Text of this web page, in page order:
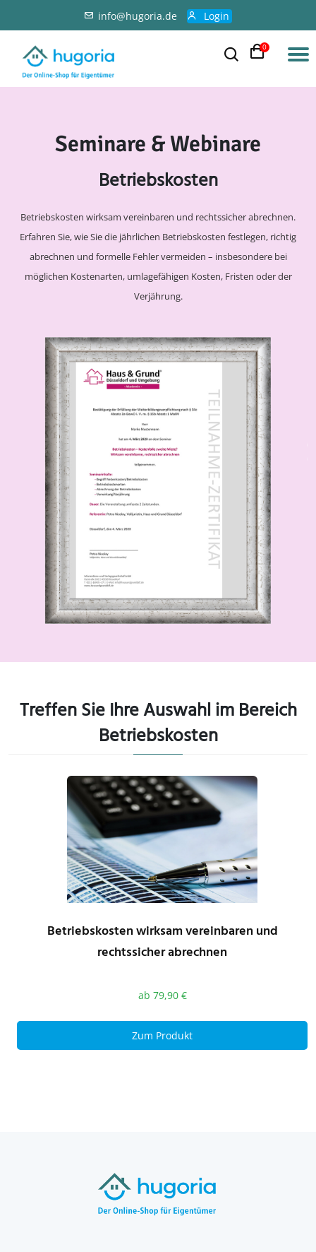
info@hugoria.de Login
0
Seminare & Webinare
Betriebskosten
Betriebskosten wirksam vereinbaren und rechtssicher abrechnen.
Erfahren Sie, wie Sie die jährlichen Betriebskosten festlegen, richtig
abrechnen und formelle Fehler vermeiden – insbesondere bei
möglichen Kostenarten, umlagefähigen Kosten, Fristen oder der
Verjährung.
Treffen Sie Ihre Auswahl im Bereich
Betriebskosten
Betriebskosten wirksam vereinbaren und
rechtssicher abrechnen
ab 79,90 €
Zum Produkt